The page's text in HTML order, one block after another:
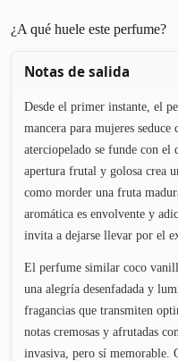
¿A qué huele este perfume?
Notas de salida
Desde el primer instante, el
mancera para mujeres
aterciopelado se funde con
apertura frutal y golosa crea
como morder una fruta
aromática es envolvente y
invita a dejarse llevar por el
El perfume similar coco
una alegría desenfadada y
fragancias que transmiten
notas cremosas y afrutadas
invasiva, pero sí memorable.